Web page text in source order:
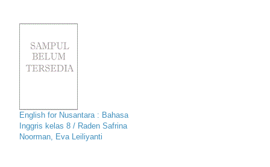
English for Nusantara : Bahasa
Inggris kelas 8 / Raden Safrina
Noorman, Eva Leiliyanti